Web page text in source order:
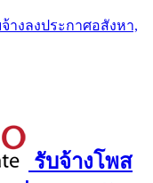
งลงประกาศอสังหา,
รับจ้างโพส